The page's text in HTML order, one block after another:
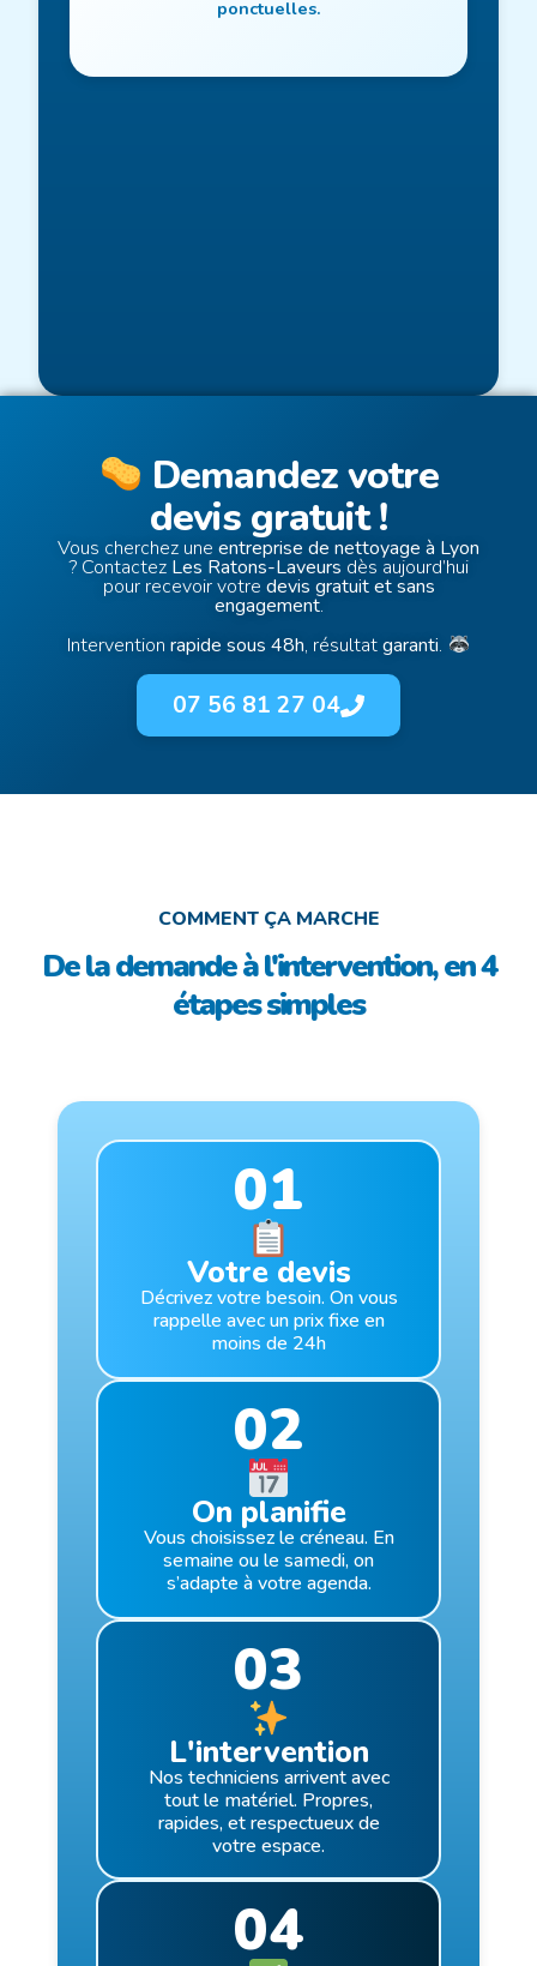
ponctuelles.
Demandez votre
devis gratuit !
Vous cherchez une entreprise de nettoyage à Lyon
? Contactez Les Ratons-Laveurs dès aujourd’hui
pour recevoir votre devis gratuit et sans
engagement.
Interventionrapide sous 48h, résultatgaranti.
07 56 81 27 04
COMMENT ÇA MARCHE
De la demande à l'intervention, en 4
étapes simples
01
Votre devis
Décrivez votre besoin. On vous
rappelle avec un prix fixe en
moins de 24h
02
On planifie
Vous choisissez le créneau. En
semaine ou le samedi, on
s’adapte à votre agenda.
03
L'intervention
Nos techniciens arrivent avec
tout le matériel. Propres,
rapides, et respectueux de
votre espace.
04